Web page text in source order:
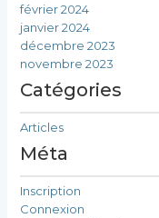
février 2024
janvier 2024
décembre 2023
novembre 2023
Catégories
Articles
Méta
Inscription
Connexion